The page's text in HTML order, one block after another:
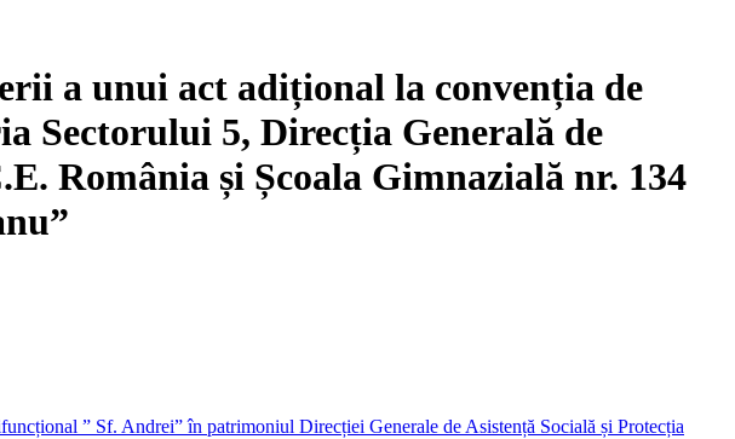
a unui act adițional la convenția de
Sectorului 5, Direcția Generală de
România și Școala Gimnazială nr. 134
” Sf. Andrei” în patrimoniul Direcției Generale de Asistență Socială și Protecția